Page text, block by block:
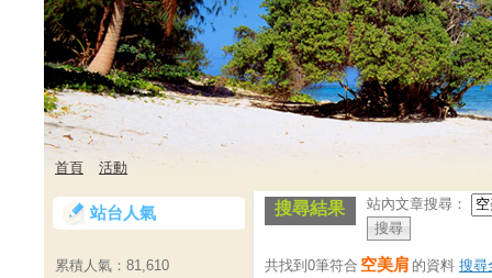
首頁 活動
搜尋結果 站內文章搜尋：
共找到0筆符合 空美肩 的資料 搜尋
站台人氣
累積人氣： 81,610